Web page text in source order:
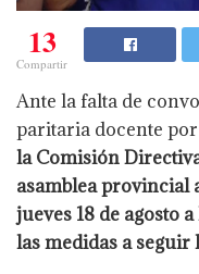
13
Compartir
Ante la falta de
paritaria docente
la Comisión
asamblea provincial
jueves 18 de agosto
las medidas a seguir